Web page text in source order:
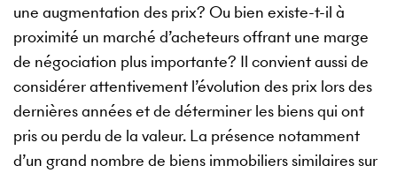
une augmentation des prix? Ou bien existe-t-il à
proximité un marché d’acheteurs offrant une marge
de négociation plus importante? Il convient aussi de
considérer attentivement l’évolution des prix lors des
dernières années et de déterminer les biens qui ont
pris ou perdu de la valeur. La présence notamment
d’un grand nombre de biens immobiliers similaires sur